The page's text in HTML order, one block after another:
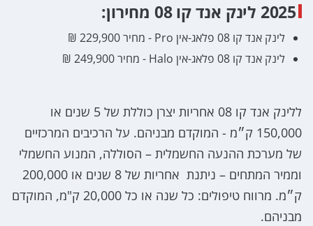
2025 לינק אנד קו 08 מחירון:
לינק אנד קו 08 פלאג-אין Pro - מחיר 229,900 ₪
לינק אנד קו 08 פלאג-אין Halo - מחיר 249,900 ₪
ללינק אנד קו 08 אחריות יצרן כוללת של 5 שנים או
150,000 ק״מ - המוקדם מבניהם. על הרכיבים המרכזיים
של מערכת ההנעה החשמלית – הסוללה, המנוע החשמלי
וממיר המתחים – ניתנת אחריות של 8 שנים או 200,000
ק״מ. מרווח טיפולים: כל שנה או כל 20,000 ק"מ, המוקדם
מבניהם.